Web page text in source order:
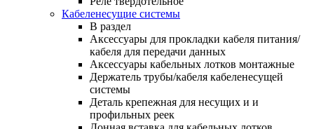
Кабеленесущие системы
В раздел
Аксессуары для прокладки кабеля питания/
кабеля для передачи данных
Аксессуары кабельных лотков монтажные
Держатель трубы/кабеля кабеленесущей
системы
Деталь крепежная для несущих и и
профильных реек